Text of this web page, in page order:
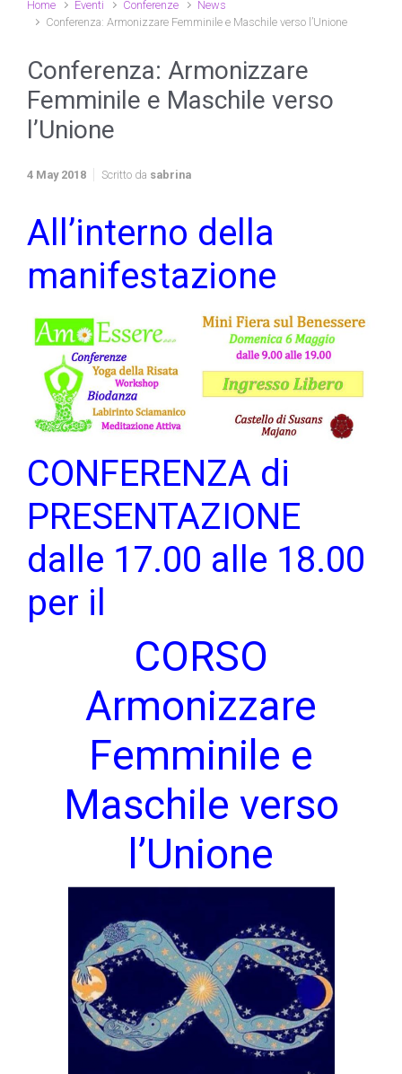
Home Eventi Conferenze
News
Conferenza: Armonizzare Femminile e Maschile verso l’Unione
Conferenza: Armonizzare
Femminile e Maschile verso
l’Unione
4 May 2018 Scritto da sabrina
All’interno della
manifestazione
CONFERENZA di
PRESENTAZIONE
dalle 17.00 alle 18.00
per il
CORSO
Armonizzare
Femminile e
Maschile verso
l’Unione